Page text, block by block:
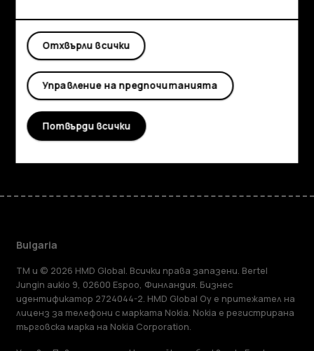
Информация
Planet and people
Поддръжка
FacebookInstagram
TiktokYoutube
Bulgaria
TM и © 2026 HMD Global. Всички права запазени. Bertel
Jungin aukio 9, 02600 Espoo, Финландия. Бизнес
идентификатор 2724044-2. HMD Global Oy е притежател на
лиценз за телефони с марката Nokia. Nokia е регистрирана
търговска марка на Nokia Corporation.
Отхвърли всички
Управление на предпочитанията
Потвърди всички